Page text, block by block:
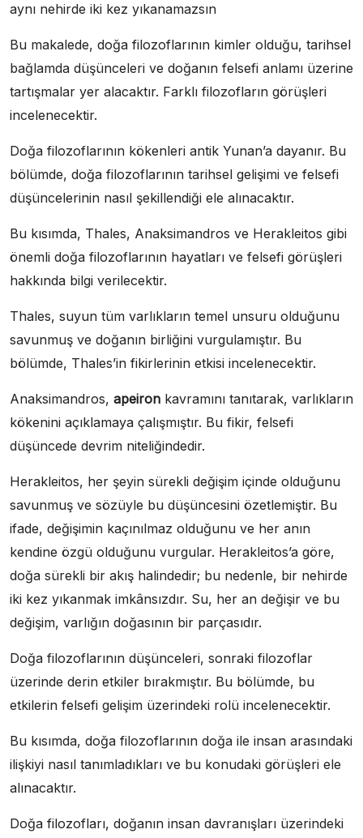
aynı nehirde iki kez yıkanamazsın
Bu makalede, doğa filozoflarının kimler olduğu, tarihsel
bağlamda düşünceleri ve doğanın felsefi anlamı üzerine
tartışmalar yer alacaktır. Farklı filozofların görüşleri
incelenecektir.
Doğa filozoflarının kökenleri antik Yunan’a dayanır. Bu
bölümde, doğa filozoflarının tarihsel gelişimi ve felsefi
düşüncelerinin nasıl şekillendiği ele alınacaktır.
Bu kısımda, Thales, Anaksimandros ve Herakleitos gibi
önemli doğa filozoflarının hayatları ve felsefi görüşleri
hakkında bilgi verilecektir.
Thales, suyun tüm varlıkların temel unsuru olduğunu
savunmuş ve doğanın birliğini vurgulamıştır. Bu
bölümde, Thales’in fikirlerinin etkisi incelenecektir.
Anaksimandros, apeiron kavramını tanıtarak, varlıkların
kökenini açıklamaya çalışmıştır. Bu fikir, felsefi
düşüncede devrim niteliğindedir.
Herakleitos, her şeyin sürekli değişim içinde olduğunu
savunmuş ve sözüyle bu düşüncesini özetlemiştir. Bu
ifade, değişimin kaçınılmaz olduğunu ve her anın
kendine özgü olduğunu vurgular. Herakleitos’a göre,
doğa sürekli bir akış halindedir; bu nedenle, bir nehirde
iki kez yıkanmak imkânsızdır. Su, her an değişir ve bu
değişim, varlığın doğasının bir parçasıdır.
Doğa filozoflarının düşünceleri, sonraki filozoflar
üzerinde derin etkiler bırakmıştır. Bu bölümde, bu
etkilerin felsefi gelişim üzerindeki rolü incelenecektir.
Bu kısımda, doğa filozoflarının doğa ile insan arasındaki
ilişkiyi nasıl tanımladıkları ve bu konudaki görüşleri ele
alınacaktır.
Doğa filozofları, doğanın insan davranışları üzerindeki